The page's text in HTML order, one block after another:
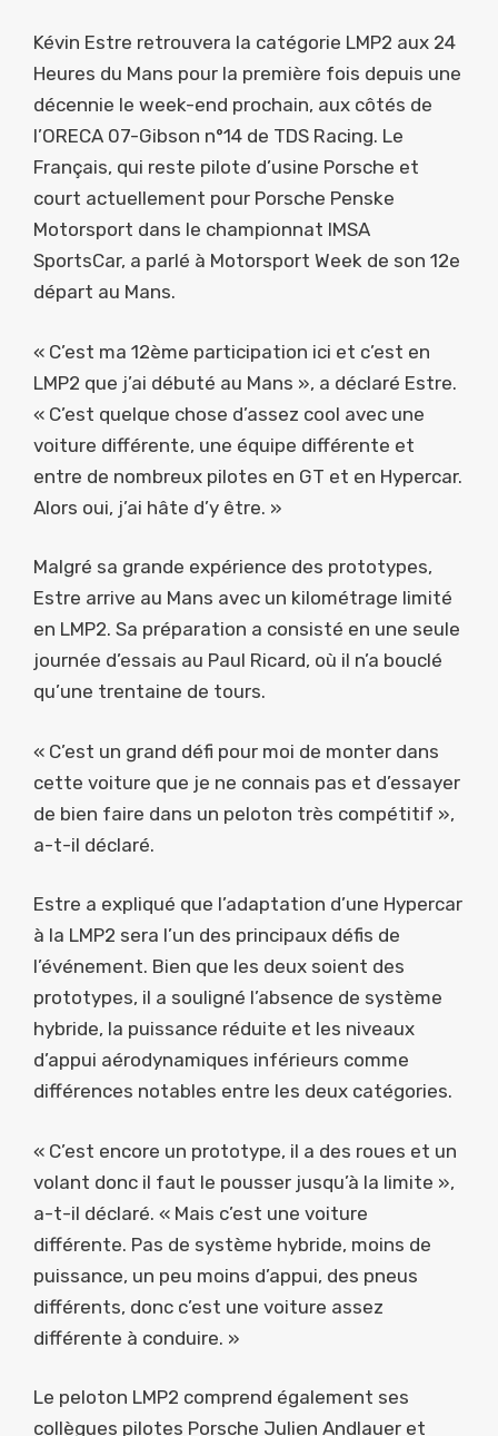
Kévin Estre retrouvera la catégorie LMP2 aux 24
Heures du Mans pour la première fois depuis une
décennie le week-end prochain, aux côtés de
l’ORECA 07-Gibson n°14 de TDS Racing. Le
Français, qui reste pilote d’usine Porsche et
court actuellement pour Porsche Penske
Motorsport dans le championnat IMSA
SportsCar, a parlé à Motorsport Week de son 12e
départ au Mans.
« C’est ma 12ème participation ici et c’est en
LMP2 que j’ai débuté au Mans », a déclaré Estre.
« C’est quelque chose d’assez cool avec une
voiture différente, une équipe différente et
entre de nombreux pilotes en GT et en Hypercar.
Alors oui, j’ai hâte d’y être. »
Malgré sa grande expérience des prototypes,
Estre arrive au Mans avec un kilométrage limité
en LMP2. Sa préparation a consisté en une seule
journée d’essais au Paul Ricard, où il n’a bouclé
qu’une trentaine de tours.
« C’est un grand défi pour moi de monter dans
cette voiture que je ne connais pas et d’essayer
de bien faire dans un peloton très compétitif »,
a-t-il déclaré.
Estre a expliqué que l’adaptation d’une Hypercar
à la LMP2 sera l’un des principaux défis de
l’événement. Bien que les deux soient des
prototypes, il a souligné l’absence de système
hybride, la puissance réduite et les niveaux
d’appui aérodynamiques inférieurs comme
différences notables entre les deux catégories.
« C’est encore un prototype, il a des roues et un
volant donc il faut le pousser jusqu’à la limite »,
a-t-il déclaré. « Mais c’est une voiture
différente. Pas de système hybride, moins de
puissance, un peu moins d’appui, des pneus
différents, donc c’est une voiture assez
différente à conduire. »
Le peloton LMP2 comprend également ses
collègues pilotes Porsche Julien Andlauer et